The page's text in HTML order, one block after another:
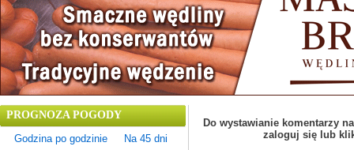
PROGNOZA POGODY
Godzina po godzinie
Na 45 dni
Do wystawianie komentarzy
zaloguj się lub